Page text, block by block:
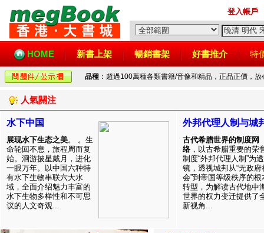
登入帳戶
HOME 新書上架 暢銷書架 好書推介 特
品種 ：超過100萬種各類書籍/音像和精品，正品正價，
人氣關注
水下中国
展现水下生态之美。 。生
命轮回不息，旅程周而复
始。洄游披星戴月，进化
一眼万年。以中国六种特
有水下生物串联六大水
域，全面介绍魅力丰富的
水下生物多样性和不可思
议的人文奇观...
外邦代理人制与城
古代希腊世界的制度网
络 ，以古希腊重要的荣
制度“外邦代理人制”为透
镜，透视城邦从“无政府
会”到帝国等级秩序的根
转型，为解读古代地中
世界的权力变迁提供了
新视角...